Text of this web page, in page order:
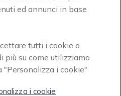
ed annunci in base
tutti i cookie o
più su come utilizziamo
"Personalizza i cookie"
i cookie